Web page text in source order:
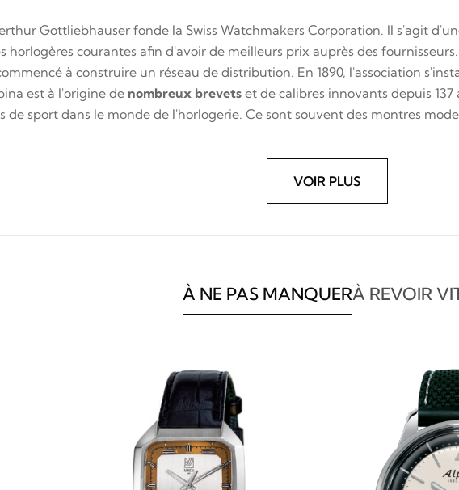
Gottliebhauser fonde la Swiss Watchmakers Corporation. Il s'agit
horlogères courantes afin d'avoir de meilleurs prix auprès des
à construire un réseau de distribution. En 1890, l'association
est à l'origine de nombreux brevets et de calibres innovants depuis
sport dans le monde de l'horlogerie. Ce sont souvent des montres
VOIR PLUS
À NE PAS MANQUERÀ REVOIR